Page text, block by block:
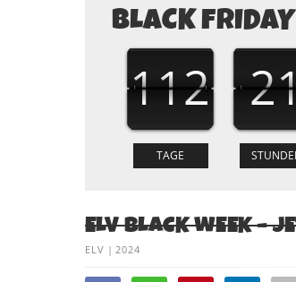
BLACK FRIDAY
112
ELV BLACK WEEK –
ELV | 2024